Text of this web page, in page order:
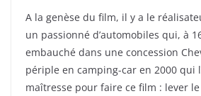
A la genèse du film, il y a le
un passionné d’automobiles qui, à
embauché dans une concession
périple en camping-car en 2000 qui
maîtresse pour faire ce film : lever